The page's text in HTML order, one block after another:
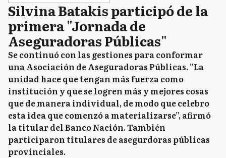
Silvina Batakis participó de la
primera "Jornada de
Aseguradoras Públicas"
Se continuó con las gestiones para conformar
una Asociación de Aseguradoras Públicas. “La
unidad hace que tengan más fuerza como
institución y que se logren más y mejores cosas
que de manera individual, de modo que celebro
esta idea que comenzó a materializarse”, afirmó
la titular del Banco Nación. También
participaron titulares de asegurdoras públicas
provinciales.